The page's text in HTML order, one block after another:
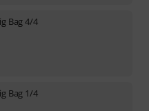
Bag 4/4
Bag 1/4